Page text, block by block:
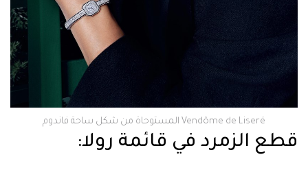
Vendôme de Liseré المستوحاة من شكل ساحة فاندوم
قطع الزمرد في قائمة رولا: